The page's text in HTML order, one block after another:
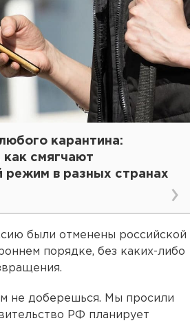
карантина:
смягчают
режим в разных странах
были отменены российской
порядке, без каких-либо
не доберешься. Мы просили
РФ планирует